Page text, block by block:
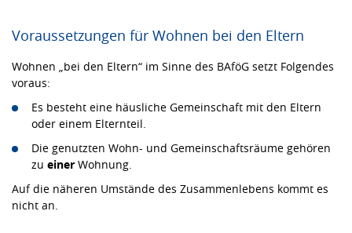
Voraussetzungen für Wohnen bei den Eltern
Wohnen „bei den Eltern“ im Sinne des BAföG setzt Folgendes
voraus:
Es besteht eine häusliche Gemeinschaft mit den Eltern
oder einem Elternteil.
Die genutzten Wohn- und Gemeinschaftsräume gehören
zu einer Wohnung.
Auf die näheren Umstände des Zusammenlebens kommt es
nicht an.